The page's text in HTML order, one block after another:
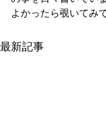
よかったら覗いてみ
最新記事